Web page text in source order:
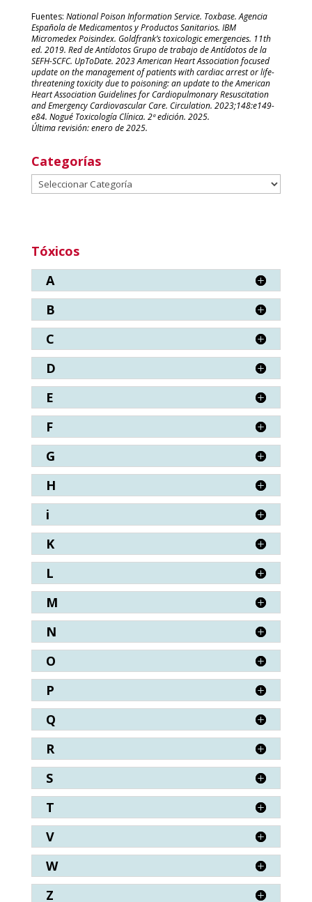
Fuentes: National Poison Information Service. Toxbase. Agencia
Española de Medicamentos y Productos Sanitarios. IBM
Micromedex Poisindex. Goldfrank’s toxicologic emergencies. 11th
ed. 2019. Red de Antídotos Grupo de trabajo de Antídotos de la
SEFH-SCFC. UpToDate. 2023 American Heart Association focused
update on the management of patients with cardiac arrest or life-
threatening toxicity due to poisoning: an update to the American
Heart Association Guidelines for Cardiopulmonary Resuscitation
and Emergency Cardiovascular Care. Circulation. 2023;148:e149-
e84. Nogué Toxicología Clínica. 2ª edición. 2025.
Última revisión: enero de 2025.
Categorías
Categorías
Tóxicos
A
B
C
D
E
F
G
H
i
K
L
M
N
O
P
Q
R
S
T
V
W
Z